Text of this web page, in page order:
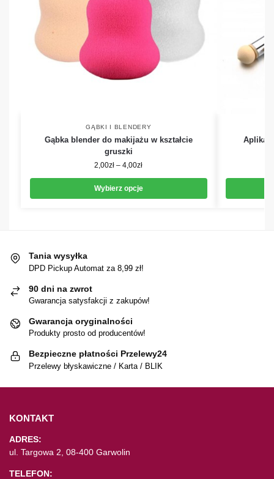
GĄBKI I BLENDERY
Gąbka blender do makijażu w kształcie
gruszki
2,00zł – 4,00zł
Wybierz opcje
Tania wysyłka
DPD Pickup Automat za 8,99 zł!
90 dni na zwrot
Gwarancja satysfakcji z zakupów!
Gwarancja oryginalności
Produkty prosto od producentów!
Bezpieczne płatności Przelewy24
Przelewy błyskawiczne / Karta / BLIK
KONTAKT
ADRES:
ul. Targowa 2, 08-400 Garwolin
TELEFON: